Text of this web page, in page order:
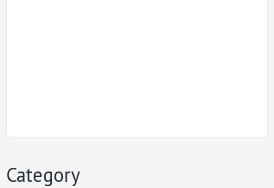
Category